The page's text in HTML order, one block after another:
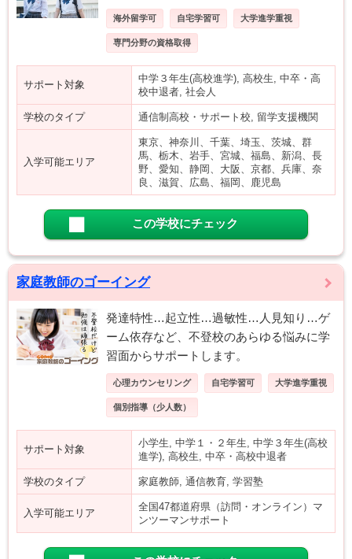
海外留学可 自宅学習可 大学進学重視
専門分野の資格取得
サポート対象
中学３年生(高校進学), 高校生, 中卒・高
校中退者, 社会人
学校のタイプ 通信制高校・サポート校, 留学支援機関
入学可能エリア
東京、神奈川、千葉、埼玉、茨城、群
馬、栃木、岩手、宮城、福島、新潟、長
野、愛知、静岡、大阪、京都、兵庫、奈
良、滋賀、広島、福岡、鹿児島
この学校にチェック
家庭教師のゴーイング
発達特性…起立性…過敏性…人見知り…ゲ
ーム依存など、不登校のあらゆる悩みに学
習面からサポートします。
心理カウンセリング 自宅学習可 大学進学重視
個別指導（少人数）
サポート対象
小学生, 中学１・２年生, 中学３年生(高校
進学), 高校生, 中卒・高校中退者
学校のタイプ 家庭教師, 通信教育, 学習塾
入学可能エリア
全国47都道府県（訪問・オンライン）マ
ンツーマンサポート